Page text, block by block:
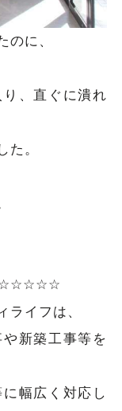
のに、
、直ぐに潰れ
た。
ライフは、
新築工事等を
幅広く対応し